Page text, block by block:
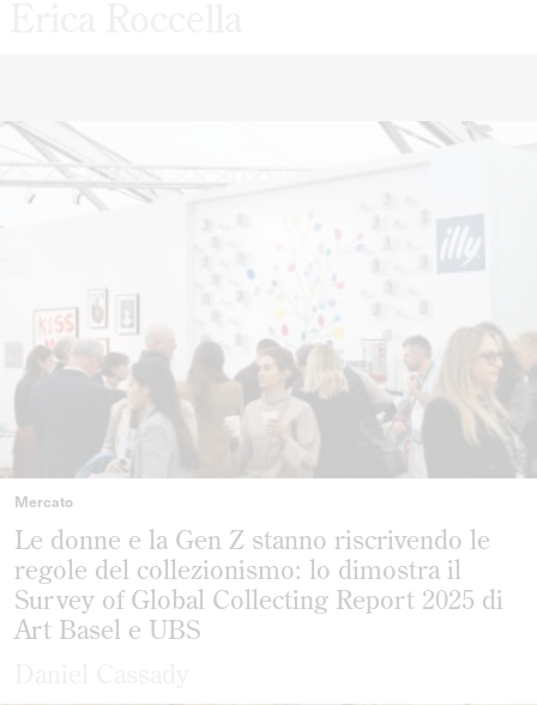
Mercato
Le donne e la Gen Z stanno riscrivendo le
regole del collezionismo: lo dimostra il
Survey of Global Collecting Report 2025 di
Art Basel e UBS